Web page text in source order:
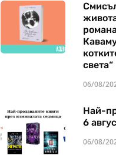
света“
06/08/
Най-
6
06/08/